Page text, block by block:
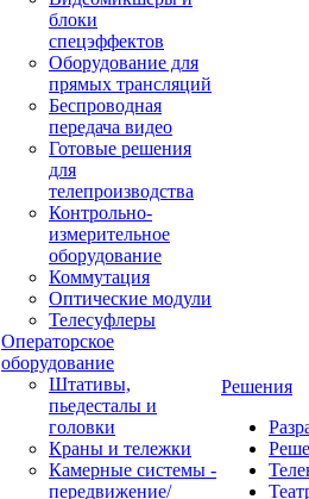
блоки
спецэффектов
Оборудование для
прямых трансляций
Беспроводная
передача видео
Готовые решения
для
телепроизводства
Контрольно-
измерительное
оборудование
Коммутация
Оптические модули
Телесуфлеры
Операторское
оборудование
Штативы,
пьедесталы и
головки
Краны и тележки
Камерные системы -
передвижение/
Решения